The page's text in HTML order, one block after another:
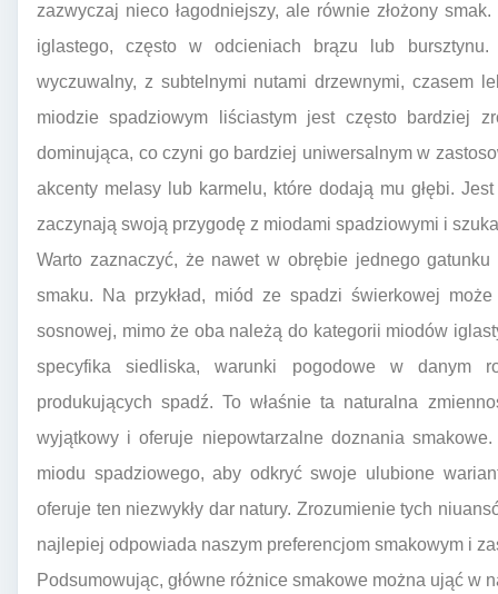
zazwyczaj nieco łagodniejszy, ale równie złożony
iglastego, często w odcieniach brązu lub
wyczuwalny, z subtelnymi nutami drzewnymi, czasem
miodzie spadziowym liściastym jest często bardziej
dominująca, co czyni go bardziej uniwersalnym w
akcenty melasy lub karmelu, które dodają mu głębi.
zaczynają swoją przygodę z miodami spadziowymi i
Warto zaznaczyć, że nawet w obrębie jednego
smaku. Na przykład, miód ze spadzi świerkowej
sosnowej, mimo że oba należą do kategorii miodów
specyfika siedliska, warunki pogodowe w danym
produkujących spadź. To właśnie ta naturalna
wyjątkowy i oferuje niepowtarzalne doznania
miodu spadziowego, aby odkryć swoje ulubione
oferuje ten niezwykły dar natury. Zrozumienie tych
najlepiej odpowiada naszym preferencjom smakowym i
Podsumowując, główne różnice smakowe można ująć w